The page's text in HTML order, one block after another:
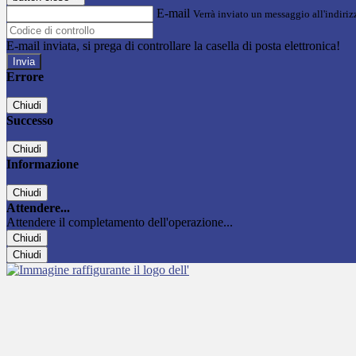
E-mail Verrà inviato un messaggio
E-mail inviata, si prega di controllare la casella di posta elettronica!
Errore
Chiudi
Successo
Chiudi
Informazione
Chiudi
Attendere...
Attendere il completamento dell'operazione...
Chiudi
Chiudi